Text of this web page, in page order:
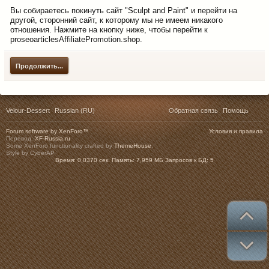
Вы собираетесь покинуть сайт "Sculpt and Paint" и перейти на
другой, сторонний сайт, к которому мы не имеем никакого
отношения. Нажмите на кнопку ниже, чтобы перейти к
proseoarticlesAffiliatePromotion.shop.
Продолжить...
Velour-Dessert Russian (RU) Обратная связь Помощь
Условия и правила
Forum software by XenForo™
Перевод:XF-Russia.ru
Some XenForo functionality crafted byThemeHouse.
Style by CyberAP
Время: 0,0370 сек. Память: 7,959 МБ Запросов к БД: 5